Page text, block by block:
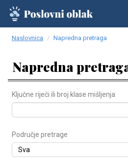
Naslovnica Napredna pretraga
Napredna
Ključne riječi ili broj klase mišljenja
Područje pretrage